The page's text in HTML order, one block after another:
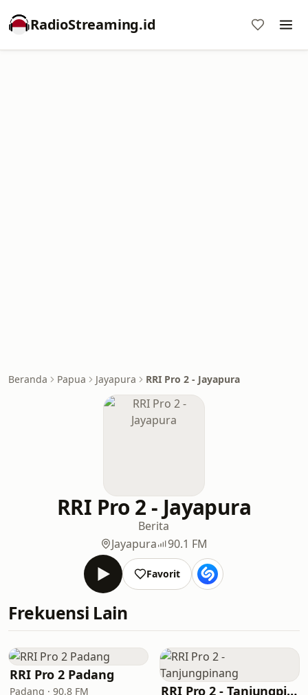
RadioStreaming.id
Beranda Papua Jayapura RRI Pro 2 - Jayapura
RRI Pro 2 - Jayapura
Berita
Jayapura
90.1 FM
Favorit
Frekuensi Lain
RRI Pro 2 Padang
Padang · 90.8 FM RRI Pro 2 - Tanjungpinang